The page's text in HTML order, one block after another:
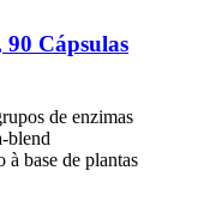
90 Cápsulas
de enzimas
blend
base de plantas